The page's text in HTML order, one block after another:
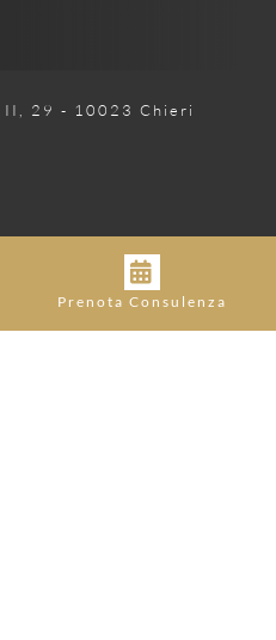
II, 29 - 10023 Chieri
Prenota Consulenza